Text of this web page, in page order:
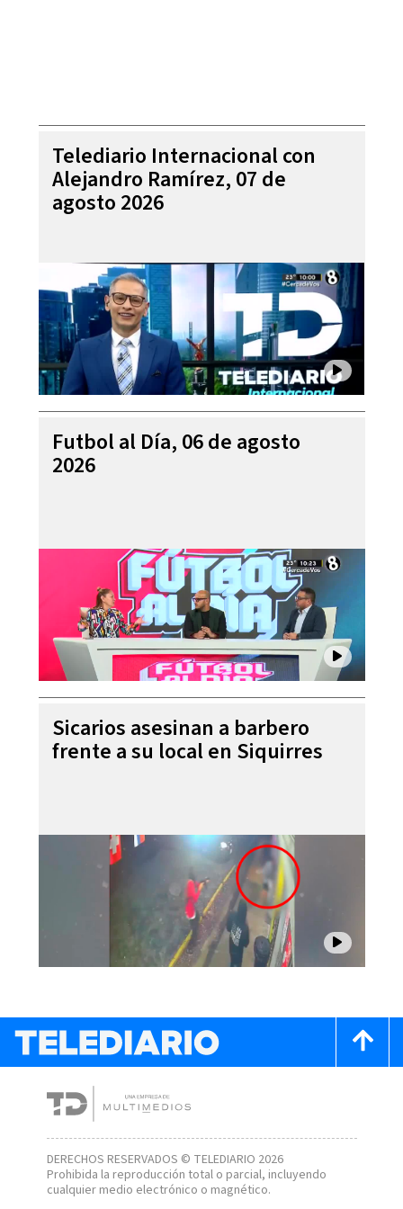
Telediario Internacional con
Alejandro Ramírez, 07 de
agosto 2026
Futbol al Día, 06 de agosto
2026
Sicarios asesinan a barbero
frente a su local en Siquirres
DERECHOS RESERVADOS © TELEDIARIO 2026
Prohibida la reproducción total o parcial, incluyendo
cualquier medio electrónico o magnético.